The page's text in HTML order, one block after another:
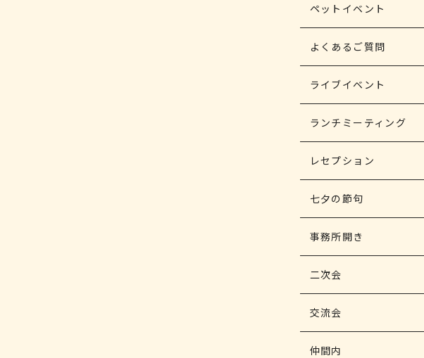
ペットイベント
よくあるご質問
ライブイベント
ランチミーティング
レセプション
七夕の節句
事務所開き
二次会
交流会
仲間内